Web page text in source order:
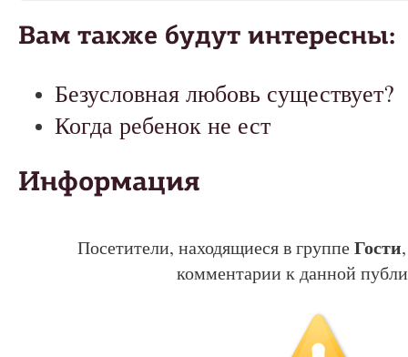
Вам также будут интересны:
Безусловная любовь существует?
Когда ребенок не ест
Информация
Посетители, находящиеся в группеГости
комментарии к данной